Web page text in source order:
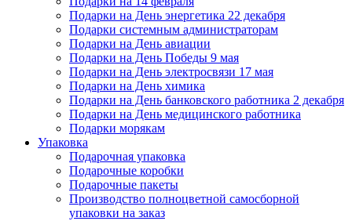
Подарки на День энергетика 22 декабря
Подарки системным администраторам
Подарки на День авиации
Подарки на День Победы 9 мая
Подарки на День электросвязи 17 мая
Подарки на День химика
Подарки на День банковского работника 2 декабря
Подарки на День медицинского работника
Подарки морякам
Упаковка
Подарочная упаковка
Подарочные коробки
Подарочные пакеты
Производство полноцветной самосборной
упаковки на заказ